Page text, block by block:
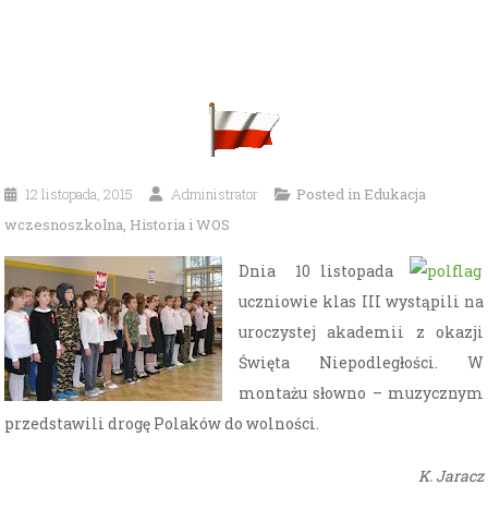
12 listopada, 2015 Administrator Posted in Edukacja
wczesnoszkolna, Historia i WOS
Dnia 10 listopada
uczniowie klas III wystąpili na
uroczystej akademii z okazji
Święta Niepodległości. W
montażu słowno – muzycznym
przedstawili drogę Polaków do wolności.
K. Jaracz